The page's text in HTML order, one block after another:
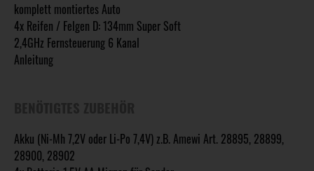
komplett montiertes Auto
4x Reifen / Felgen D: 134mm Super Soft
2,4GHz Fernsteuerung 6 Kanal
Anleitung
Akku (Ni-Mh 7,2V oder Li-Po 7,4V) z.B. Amewi Art. 28895, 28899,
28900, 28902